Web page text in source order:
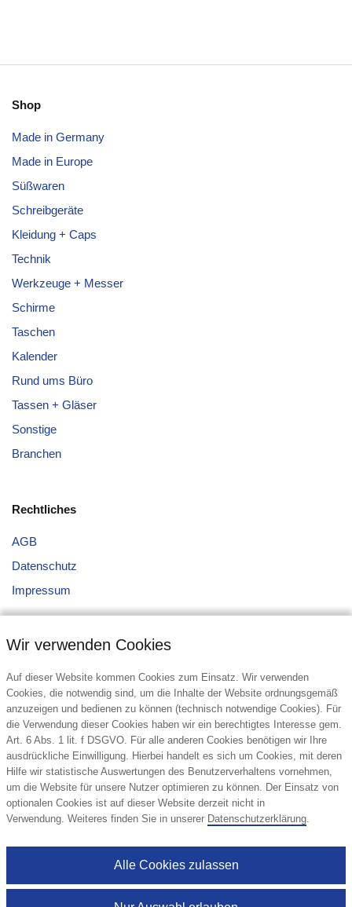
Shop
Made in Germany
Made in Europe
Süßwaren
Schreibgeräte
Kleidung + Caps
Technik
Werkzeuge + Messer
Schirme
Taschen
Kalender
Rund ums Büro
Tassen + Gläser
Sonstige
Branchen
Rechtliches
AGB
Datenschutz
Impressum
Kontakt
top display International GmbH
Winterhuder Weg 82
22085 Hamburg
Deutschland
Tel.: +49 (40) 611609-0
Wir verwenden Cookies
Auf dieser Website kommen Cookies zum Einsatz. Wir verwenden
Cookies, die notwendig sind, um die Inhalte der Website ordnungsgemäß
anzuzeigen und bedienen zu können (technisch notwendige Cookies). Für
die Verwendung dieser Cookies haben wir ein berechtigtes Interesse gem.
Art. 6 Abs. 1 lit. f DSGVO. Für alle anderen Cookies benötigen wir Ihre
ausdrückliche Einwilligung. Hierbei handelt es sich um Cookies, mit deren
Hilfe wir statistische Auswertungen des Benutzerverhaltens vornehmen,
um die Website für unsere Nutzer optimieren zu können. Der Einsatz von
optionalen Cookies ist auf dieser Website derzeit nicht in
Verwendung. Weiteres finden Sie in unserer Datenschutzerklärung.
Alle Cookies zulassen